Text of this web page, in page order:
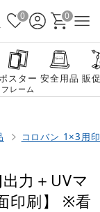
0 0
スター
フレーム
安全用品 販
コロバン 1×3用
力＋UVマ
印刷】 ※看